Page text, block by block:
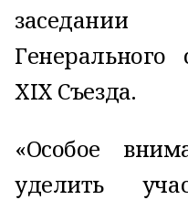
XIX Съезда.
«Особое
уделить